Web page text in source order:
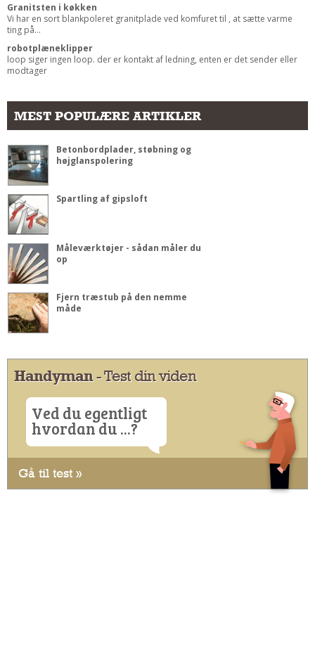
Granitsten i køkken
Vi har en sort blankpoleret granitplade ved komfuret til , at sætte varme
ting på...
robotplæneklipper
loop siger ingen loop. der er kontakt af ledning, enten er det sender eller
modtager
MEST POPULÆRE ARTIKLER
Betonbordplader, støbning og
højglanspolering
Spartling af gipsloft
Måleværktøjer - sådan måler du
op
Fjern træstub på den nemme
måde
Handyman- Test din viden
Ved du egentligt
hvordan du ...?
Gå til test »